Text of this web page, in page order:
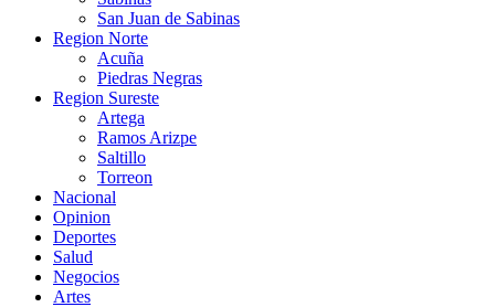
San Juan de Sabinas
Region Norte
Acuña
Piedras Negras
Region Sureste
Artega
Ramos Arizpe
Saltillo
Torreon
Nacional
Opinion
Deportes
Salud
Negocios
Artes